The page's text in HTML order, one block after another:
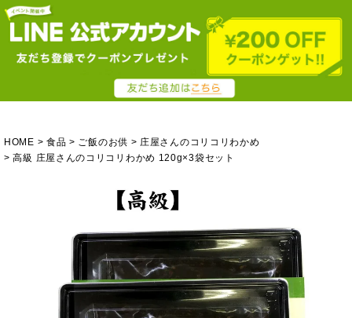
HOME 食品 ご飯のお供
庄屋さんのコリコリわかめ
高級 庄屋さんのコリコリわかめ 120g×3袋セット